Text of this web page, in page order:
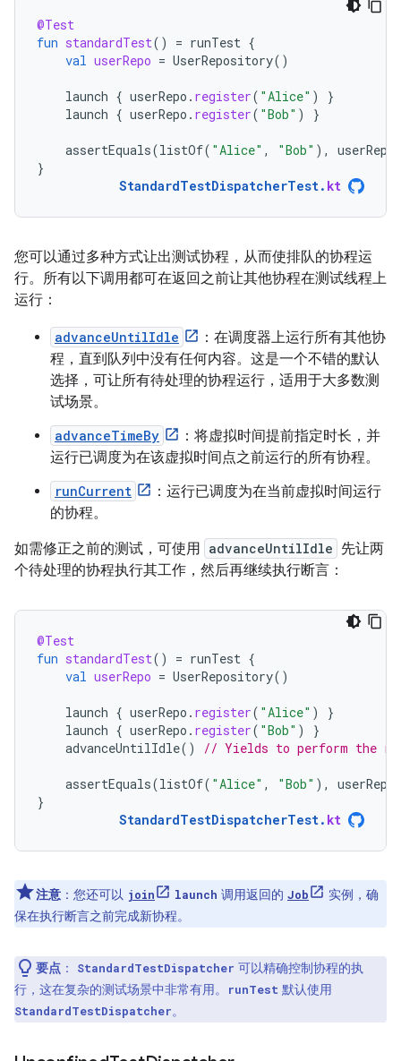
@Test
fun standardTest() = runTest {
val userRepo = UserRepository()
launch { userRepo . register( "Alice" )
}
launch { userRepo . register( "Bob" ) }
assertEquals(listOf( "Alice" , "Bob" ), userRepo
}
StandardTestDispatcherTest. kt
您可以通过多种方式让出测试协程，从而使排队的协程运
行。所有以下调用都可在返回之前让其他协程在测试线程上
运行：
advanceUntilIdle
：在调度器上运行所有其他协
程，直到队列中没有任何内容。这是一个不错的默认
选择，可让所有待处理的协程运行，适用于大多数测
试场景。
advanceTimeBy
：将虚拟时间提前指定时长，并
运行已调度为在该虚拟时间点之前运行的所有协程。
runCurrent
：运行已调度为在当前虚拟时间运行
的协程。
如需修正之前的测试，可使用 advanceUntilIdle 先让两
个待处理的协程执行其工作，然后再继续执行断言：
@Test
fun standardTest() = runTest {
val userRepo = UserRepository()
launch { userRepo . register( "Alice" )
}
launch { userRepo . register( "Bob" )
}
advanceUntilIdle() // Yields to perform the
assertEquals(listOf( "Alice" , "Bob" ), userRepo
}
StandardTestDispatcherTest. kt
注意 ：您还可以 join launch 调用返回的 Job
实例，确
保在执行断言之前完成新协程。
要点 ： StandardTestDispatcher 可以精确控制协程的执
行，这在复杂的测试场景中非常有用。
runTest 默认使用
StandardTestDispatcher。